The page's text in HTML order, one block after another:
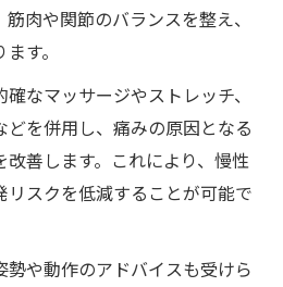
肉や関節のバランスを整え、
す。
なマッサージやストレッチ、
を併用し、痛みの原因となる
善します。これにより、慢性
スクを低減することが可能で
や動作のアドバイスも受けら